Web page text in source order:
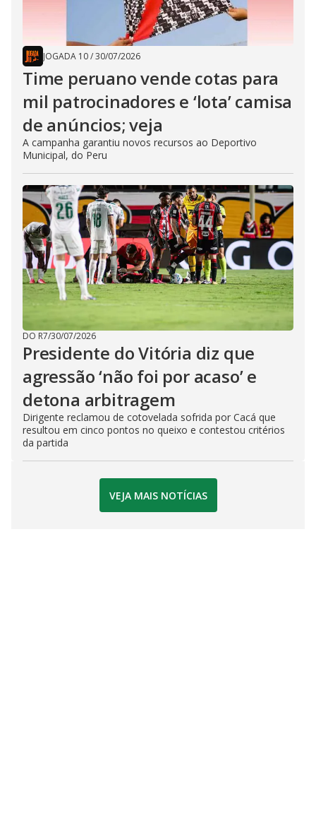
JOGADA 10/30/07/2026
Time peruano vende cotas para
mil patrocinadores e ‘lota’ camisa
de anúncios; veja
A campanha garantiu novos recursos ao Deportivo
Municipal, do Peru
DO R7/30/07/2026
Presidente do Vitória diz que
agressão ‘não foi por acaso’ e
detona arbitragem
Dirigente reclamou de cotovelada sofrida por Cacá que
resultou em cinco pontos no queixo e contestou critérios
da partida
VEJA MAIS NOTÍCIAS